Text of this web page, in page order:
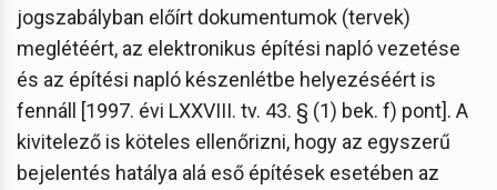
jogszabályban előírt dokumentumok (tervek)
meglétéért, az elektronikus építési napló vezetése
és az építési napló készenlétbe helyezéséért is
fennáll [1997. évi LXXVIII. tv. 43. § (1) bek. f) pont]. A
kivitelező is köteles ellenőrizni, hogy az egyszerű
bejelentés hatálya alá eső építések esetében az